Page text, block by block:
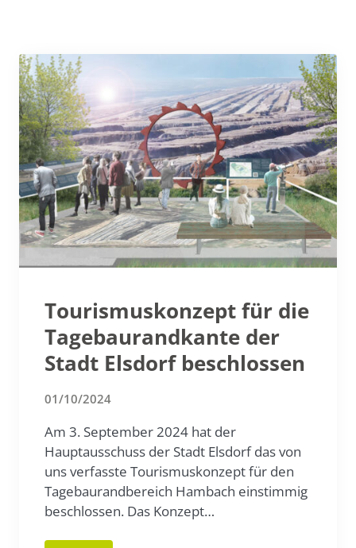
Tourismuskonzept für die
Tagebaurandkante der
Stadt Elsdorf beschlossen
01/10/2024
Am 3. September 2024 hat der
Hauptausschuss der Stadt Elsdorf das von
uns verfasste Tourismuskonzept für den
Tagebaurandbereich Hambach einstimmig
beschlossen. Das Konzept…